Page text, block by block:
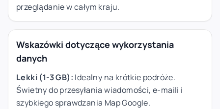
przeglądanie w całym kraju.
Wskazówki dotyczące wykorzystania
danych
Lekki (1-3 GB): Idealny na krótkie podróże.
Świetny do przesyłania wiadomości, e-maili i
szybkiego sprawdzania Map Google.